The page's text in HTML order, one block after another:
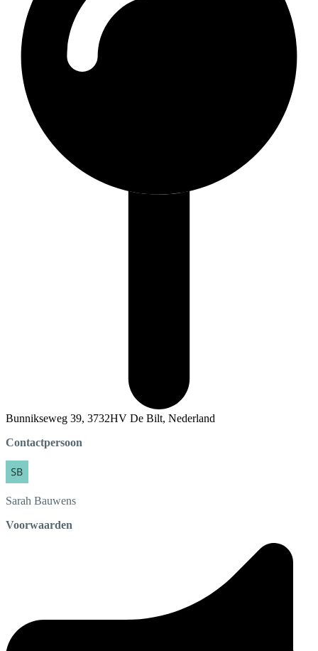
Bunnikseweg 39, 3732HV De Bilt, Nederland
Contactpersoon
Sarah Bauwens
Voorwaarden